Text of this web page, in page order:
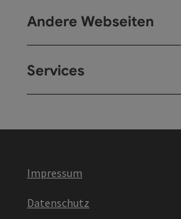
Andere Webseiten
Services
Impressum
Datenschutz